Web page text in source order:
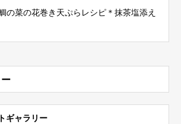
の菜の花巻き天ぷらレシピ＊抹茶塩添え
ギャラリー